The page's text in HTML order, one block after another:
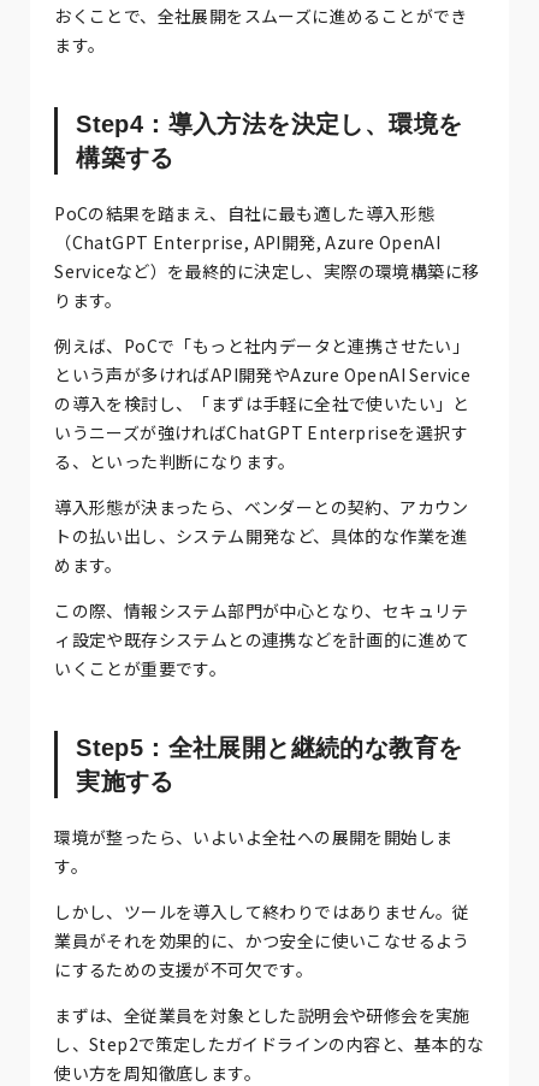
おくことで、全社展開をスムーズに進めることができ
ます。
Step4：導入方法を決定し、環境を
構築する
PoCの結果を踏まえ、自社に最も適した導入形態
（ChatGPT Enterprise, API開発, Azure OpenAI
Serviceなど）を最終的に決定し、実際の環境構築に移
ります。
例えば、PoCで「もっと社内データと連携させたい」
という声が多ければAPI開発やAzure OpenAI Service
の導入を検討し、「まずは手軽に全社で使いたい」と
いうニーズが強ければChatGPT Enterpriseを選択す
る、といった判断になります。
導入形態が決まったら、ベンダーとの契約、アカウン
トの払い出し、システム開発など、具体的な作業を進
めます。
この際、情報システム部門が中心となり、セキュリテ
ィ設定や既存システムとの連携などを計画的に進めて
いくことが重要です。
Step5：全社展開と継続的な教育を
実施する
環境が整ったら、いよいよ全社への展開を開始しま
す。
しかし、ツールを導入して終わりではありません。従
業員がそれを効果的に、かつ安全に使いこなせるよう
にするための支援が不可欠です。
まずは、全従業員を対象とした説明会や研修会を実施
し、Step2で策定したガイドラインの内容と、基本的な
使い方を周知徹底します。